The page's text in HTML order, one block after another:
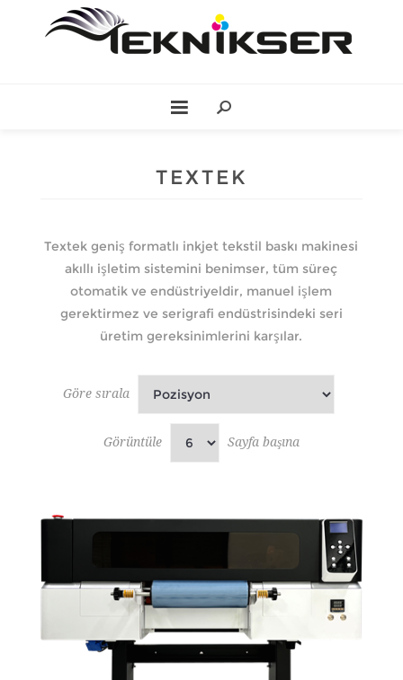
TEXTEK
Textek geniş formatlı inkjet tekstil baskı makinesi
akıllı işletim sistemini benimser, tüm süreç
otomatik ve endüstriyeldir, manuel işlem
gerektirmez ve serigrafi endüstrisindeki seri
üretim gereksinimlerini karşılar.
Göre sırala
Görüntüle Sayfa başına